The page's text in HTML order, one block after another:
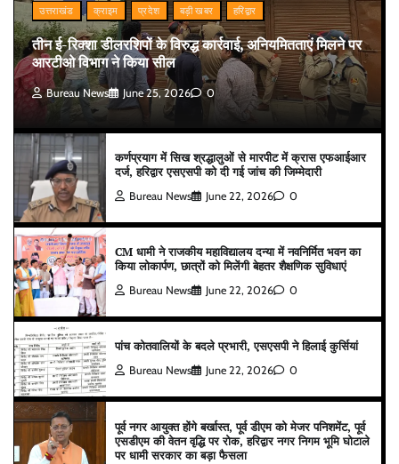
उत्तराखंड क्राइम प्रदेश बड़ी खबर हरिद्वार
तीन ई-रिक्शा डीलरशिपों के विरुद्ध कार्रवाई, अनियमितताएं मिलने पर
आरटीओ विभाग ने किया सील
Bureau News June 25, 2026 0
कर्णप्रयाग में सिख श्रद्धालुओं से मारपीट में क्रास एफआईआर
दर्ज, हरिद्वार एसएसपी को दी गई जांच की जिम्मेदारी
Bureau News June 22, 2026 0
CM धामी ने राजकीय महाविद्यालय दन्या में नवनिर्मित भवन का
किया लोकार्पण, छात्रों को मिलेंगी बेहतर शैक्षणिक सुविधाएं
Bureau News June 22, 2026 0
पांच कोतवालियों के बदले प्रभारी, एसएसपी ने हिलाई कुर्सियां
Bureau News June 22, 2026 0
पूर्व नगर आयुक्त होंगे बर्खास्त, पूर्व डीएम को मेजर पनिशमेंट, पूर्व
एसडीएम की वेतन वृद्धि पर रोक, हरिद्वार नगर निगम भूमि घोटाले
पर धामी सरकार का बड़ा फैसला